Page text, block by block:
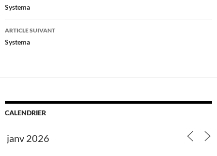
des
articles
Systema
ARTICLE SUIVANT
Systema
CALENDRIER